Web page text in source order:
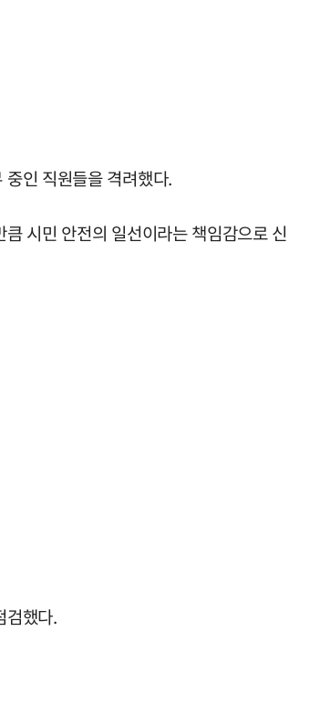
인 직원들을 격려했다.
시민 안전의 일선이라는 책임감으로 신
검했다.